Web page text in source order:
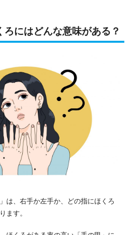
ろにはどんな意味がある？
は、右手か左手か、どの指にほくろ
ます。